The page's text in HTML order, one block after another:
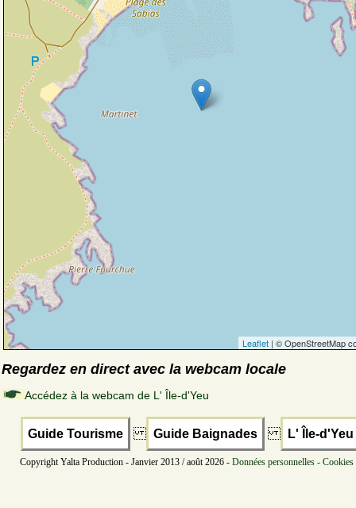
Leaflet | © OpenStreetMap
Regardez en direct avec la webcam locale
Accédez à la webcam de L' Île-d'Yeu
Guide Tourisme Guide Baignades L' Île-d'Yeu
Copyright Yalta Production - Janvier 2013 / août 2026 - Données personnelles -